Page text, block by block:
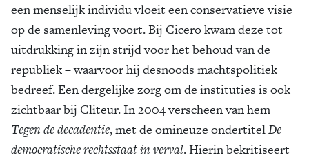
een menselijk individu vloeit een conservatieve visie
op de samenleving voort. Bij Cicero kwam deze tot
uitdrukking in zijn strijd voor het behoud van de
republiek – waarvoor hij desnoods machtspolitiek
bedreef. Een dergelijke zorg om de instituties is ook
zichtbaar bij Cliteur. In 2004 verscheen van hem
Tegen de decadentie, met de omineuze ondertitelDe
democratische rechtsstaat in verval. Hierin bekritiseert